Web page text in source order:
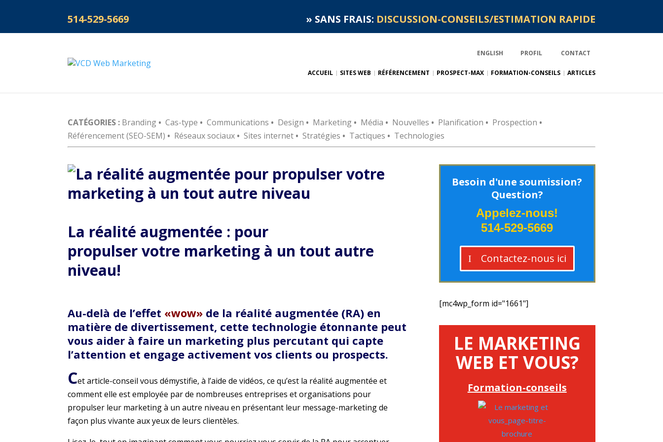
514-529-5669 » SANS FRAIS: DISCUSSION-CONSEILS/ESTIMATION RAPIDE
ENGLISH PROFIL CONTACT
ACCUEIL SITES WEB RÉFÉRENCEMENT PROSPECT-MAX FORMATION-CONSEILS ARTICLES
CATÉGORIES : Branding • Cas-type • Communications • Design • Marketing • Média • Nouvelles • Planification • Prospection •
Référencement (SEO-SEM) • Réseaux sociaux • Sites internet • Stratégies • Tactiques • Technologies
La réalité augmentée : pour
propulser votre marketing à un tout autre
niveau!
Au-delà de l’effet «wow» de la réalité augmentée (RA) en
matière de divertissement, cette technologie étonnante peut
vous aider à faire un marketing plus percutant qui capte
l’attention et engage activement vos clients ou prospects.
Cet article-conseil vous démystifie, à l’aide de vidéos, ce qu’est la réalité augmentée et
comment elle est employée par de nombreuses entreprises et organisations pour
propulser leur marketing à un autre niveau en présentant leur message-marketing de
façon plus vivante aux yeux de leurs clientèles.
Besoin d'une soumission?
Question?
Appelez-nous!
514-529-5669
Contactez-nous ici
[mc4wp_form id="1661"]
LE MARKETING
WEB ET VOUS?
Formation-conseils